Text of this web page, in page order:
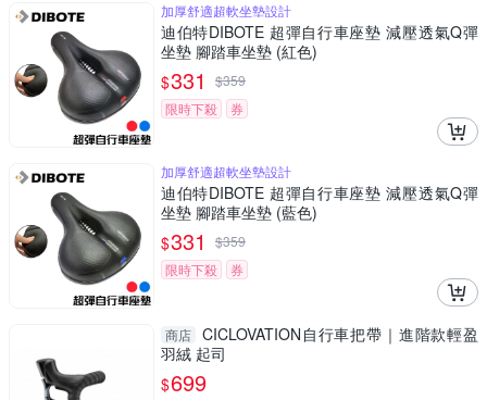
加厚舒適超軟坐墊設計
迪伯特DIBOTE 超彈自行車座墊 減壓透氣Q彈
坐墊 腳踏車坐墊 (紅色)
$331 $359
限時下殺
券
加厚舒適超軟坐墊設計
迪伯特DIBOTE 超彈自行車座墊 減壓透氣Q彈
坐墊 腳踏車坐墊 (藍色)
$331 $359
限時下殺
券
商店 CICLOVATION自行車把帶｜進階款輕盈
羽絨 起司
$699